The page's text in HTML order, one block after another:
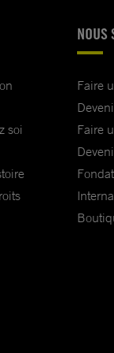
soi
NOUS
Faire
Faire